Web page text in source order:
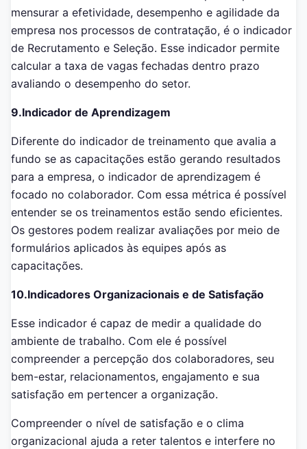
mensurar a efetividade, desempenho e agilidade da
empresa nos processos de contratação, é o indicador
de Recrutamento e Seleção. Esse indicador permite
calcular a taxa de vagas fechadas dentro prazo
avaliando o desempenho do setor.
9.Indicador de Aprendizagem
Diferente do indicador de treinamento que avalia a
fundo se as capacitações estão gerando resultados
para a empresa, o indicador de aprendizagem é
focado no colaborador. Com essa métrica é possível
entender se os treinamentos estão sendo eficientes.
Os gestores podem realizar avaliações por meio de
formulários aplicados às equipes após as
capacitações.
10.Indicadores Organizacionais e de Satisfação
Esse indicador é capaz de medir a qualidade do
ambiente de trabalho. Com ele é possível
compreender a percepção dos colaboradores, seu
bem-estar, relacionamentos, engajamento e sua
satisfação em pertencer a organização.
Compreender o nível de satisfação e o clima
organizacional ajuda a reter talentos e interfere no